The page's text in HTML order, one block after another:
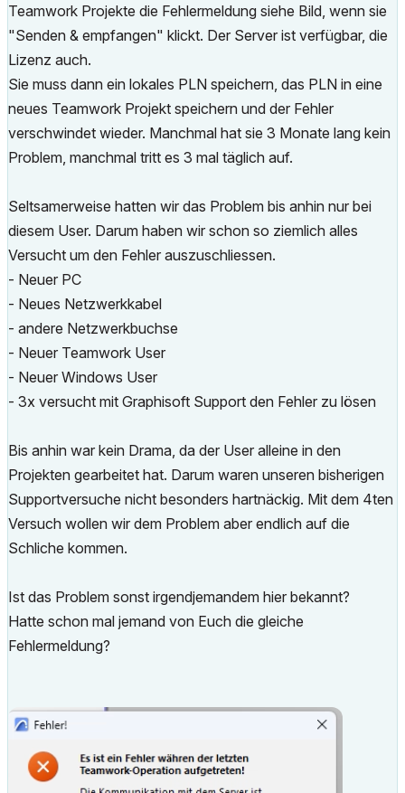
Teamwork Projekte die Fehlermeldung siehe Bild, wenn sie
"Senden & empfangen" klickt. Der Server ist verfügbar, die
Lizenz auch.
Sie muss dann ein lokales PLN speichern, das PLN in eine
neues Teamwork Projekt speichern und der Fehler
verschwindet wieder. Manchmal hat sie 3 Monate lang kein
Problem, manchmal tritt es 3 mal täglich auf.
Seltsamerweise hatten wir das Problem bis anhin nur bei
diesem User. Darum haben wir schon so ziemlich alles
Versucht um den Fehler auszuschliessen.
- Neuer PC
- Neues Netzwerkkabel
- andere Netzwerkbuchse
- Neuer Teamwork User
- Neuer Windows User
- 3x versucht mit Graphisoft Support den Fehler zu lösen
Bis anhin war kein Drama, da der User alleine in den
Projekten gearbeitet hat. Darum waren unseren bisherigen
Supportversuche nicht besonders hartnäckig. Mit dem 4ten
Versuch wollen wir dem Problem aber endlich auf die
Schliche kommen.
Ist das Problem sonst irgendjemandem hier bekannt?
Hatte schon mal jemand von Euch die gleiche
Fehlermeldung?